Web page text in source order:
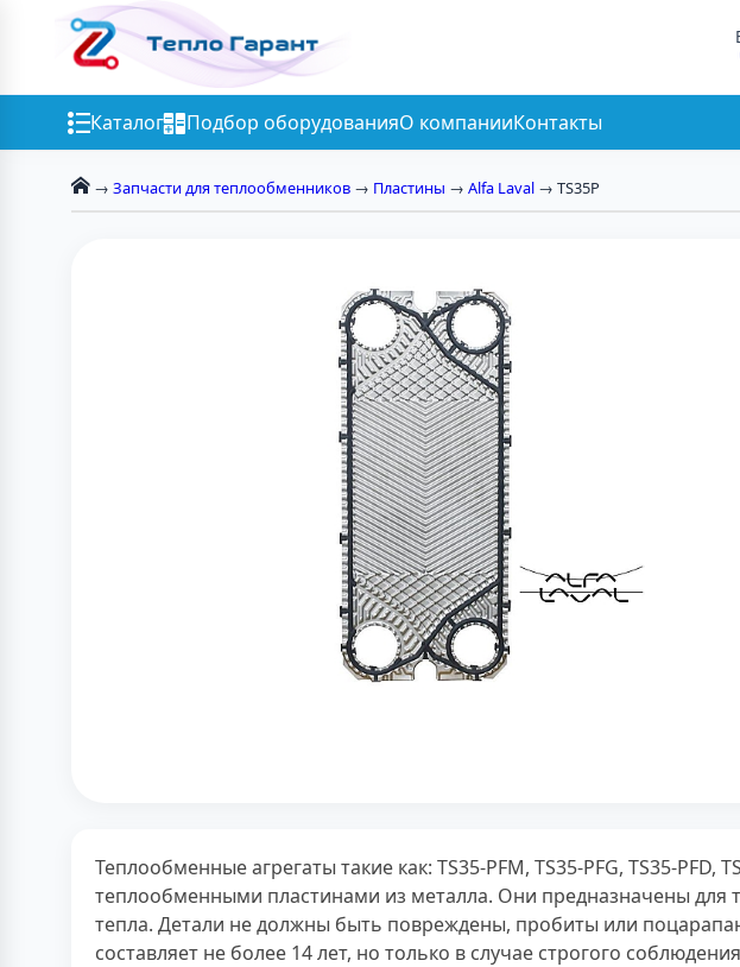
Каталог Подбор оборудованияО компанииКонтакты
→ Запчасти для теплообменников → Пластины → Alfa Laval → TS35P
Теплообменные агрегаты такие как: TS35-PFM, TS35-PFG, TS35-
теплообменными пластинами из металла. Они предназначены
тепла. Детали не должны быть повреждены, пробиты или
составляет не более 14 лет, но только в случае строгого